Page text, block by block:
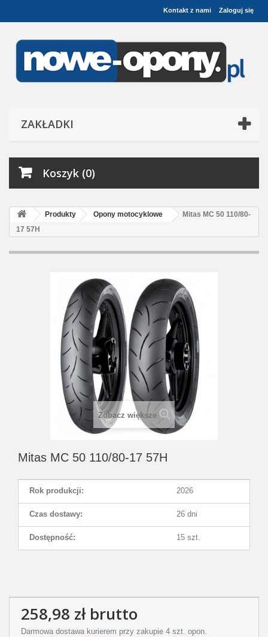
Zaloguj się
Kontakt z nami
ZAKŁADKI
Koszyk (0)
Produkty Opony motocyklowe
Mitas MC 50 110/80-
17 57H
Zobacz większe
Mitas MC 50 110/80-17 57H
Rok produkcji: 2026
Czas dostawy: 26 dni
Dostępność: 15 szt.
258,98 złbrutto
Darmowa dostawa kurierem przy zakupie 4 szt. opon.